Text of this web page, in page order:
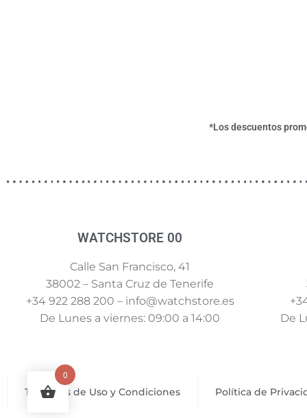
*Los descuentos
WATCHSTORE 00
Calle San Francisco, 41
38002 – Santa Cruz de Tenerife
+34 922 288 200 – info@watchstore.es
De Lunes a viernes: 09:00 a 14:00
De
Términos de Uso y Condiciones Política de
0